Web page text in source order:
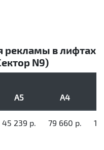
рекламы в лифтах
N9)
А5 А4
45 239 р. 79 660 р.